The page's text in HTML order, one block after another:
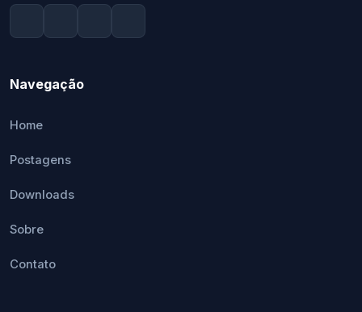
Navegação
Home
Postagens
Downloads
Sobre
Contato